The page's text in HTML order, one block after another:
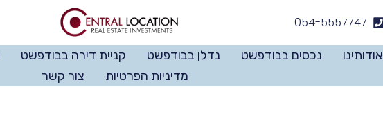
054-5557747
אודותינו נכסים בבודפשט נדלן בבודפשט קניית דירה בבודפשט
מדיניות הפרטיות
צור קשר